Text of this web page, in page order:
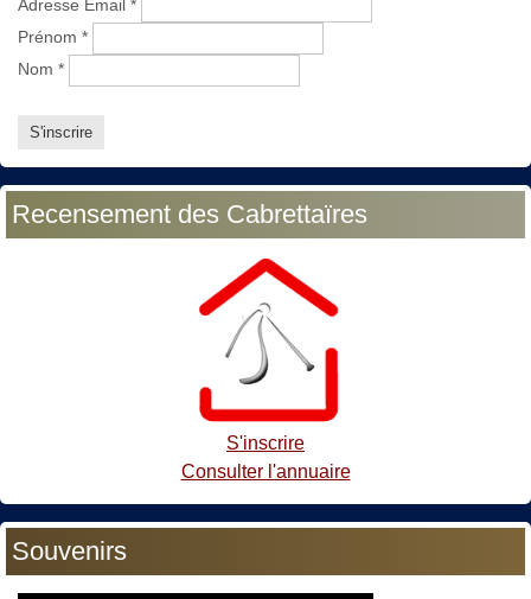
Adresse Email *
Prénom *
Nom *
Recensement des Cabrettaïres
S'inscrire
Consulter l'annuaire
Souvenirs